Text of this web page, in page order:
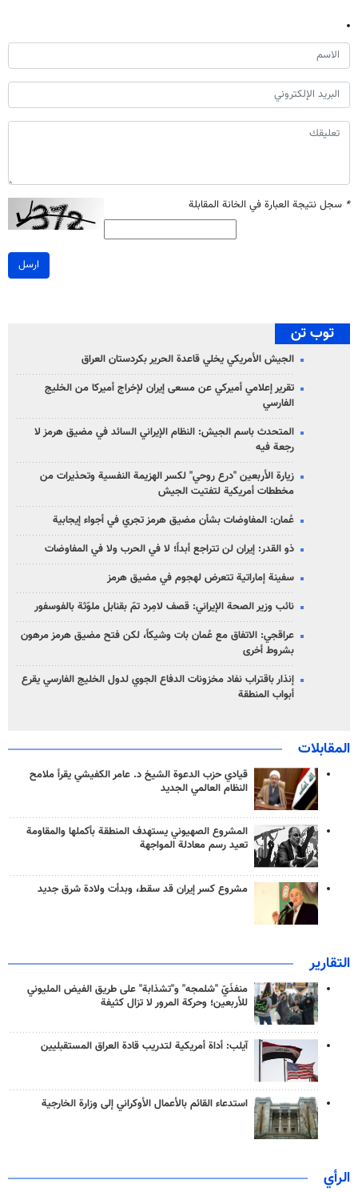
* سجل نتيجة العبارة في الخانة المقابلة
ارسل
توب تن
الجيش الأمريكي يخلي قاعدة الحرير بكردستان العراق
تقرير إعلامي أميركي عن مسعى إيران لإخراج أميركا من الخليج
الفارسي
المتحدث باسم الجيش: النظام الإيراني السائد في مضيق هرمز لا
رجعة فيه
زيارة الأربعين "درع روحي" لكسر الهزيمة النفسية وتحذيرات من
مخططات أمريكية لتفتيت الجيش
عُمان: المفاوضات بشأن مضيق هرمز تجري في أجواء إيجابية
ذو القدر: إيران لن تتراجع أبداً؛ لا في الحرب ولا في المفاوضات
سفينة إماراتية تتعرض لهجوم في مضيق هرمز
نائب وزير الصحة الإيراني: قصف لامِرد تمّ بقنابل ملوّثة بالفوسفور
عراقجي: الاتفاق مع عُمان بات وشيكاً، لكن فتح مضيق هرمز مرهون
بشروط أخرى
إنذار باقتراب نفاد مخزونات الدفاع الجوي لدول الخليج الفارسي يقرع
أبواب المنطقة
المقابلات
قيادي حزب الدعوة الشيخ د. عامر الكفيشي يقرأ ملامح
النظام العالمي الجديد
المشروع الصهيوني يستهدف المنطقة بأكملها والمقاومة
تعيد رسم معادلة المواجهة
مشروع كسر إيران قد سقط، وبدأت ولادة شرق جديد
التقارير
منفذَيّ "شلمجه" و"تشذابة" على طريق الفيض المليوني
للأربعين؛ وحركة المرور لا تزال كثيفة
آيلب: أداة أمريكية لتدريب قادة العراق المستقبليين
استدعاء القائم بالأعمال الأوكراني إلى وزارة الخارجية
الرأي